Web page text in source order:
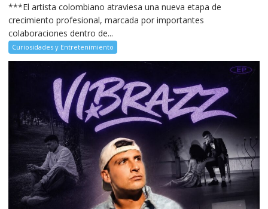
***El artista colombiano atraviesa una nueva etapa de
crecimiento profesional, marcada por importantes
colaboraciones dentro de...
Curiosidades y Entretenimiento